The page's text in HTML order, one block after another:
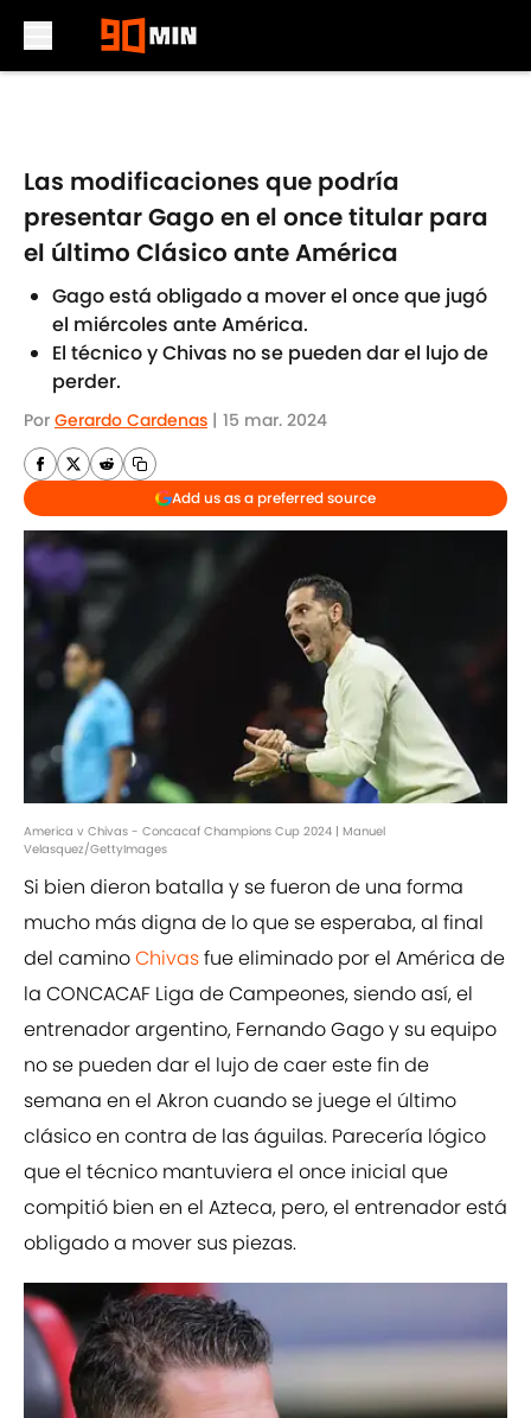
Las modificaciones que podría
presentar Gago en el once titular para
el último Clásico ante América
Gago está obligado a mover el once que jugó
el miércoles ante América.
El técnico y Chivas no se pueden dar el lujo de
perder.
Por Gerardo Cardenas | 15 mar. 2024
Add us as a preferred source
America v Chivas - Concacaf Champions Cup 2024 | Manuel
Velasquez/GettyImages
Si bien dieron batalla y se fueron de una forma
mucho más digna de lo que se esperaba, al final
del caminoChivasfue eliminado por el América de
la CONCACAF Liga de Campeones, siendo así, el
entrenador argentino, Fernando Gago y su equipo
no se pueden dar el lujo de caer este fin de
semana en el Akron cuando se juege el último
clásico en contra de las águilas. Parecería lógico
que el técnico mantuviera el once inicial que
compitió bien en el Azteca, pero, el entrenador está
obligado a mover sus piezas.